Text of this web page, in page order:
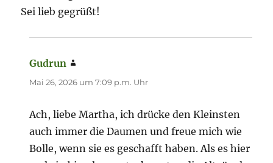
Sei lieb gegrüßt!
Gudrun
Mai 26, 2026 um 7:09 p.m. Uhr
Ach, liebe Martha, ich drücke den Kleinsten
auch immer die Daumen und freue mich wie
Bolle, wenn sie es geschafft haben. Als es hier